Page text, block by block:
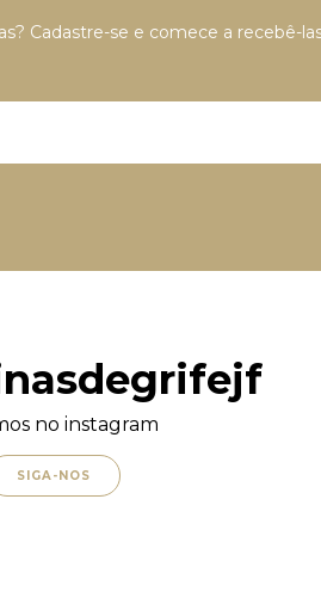
Cadastre-se e comece a recebê-
no instagram
SIGA-NOS